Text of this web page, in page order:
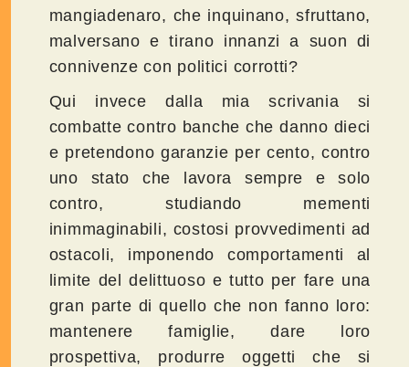
mangiadenaro, che inquinano, sfruttano,
malversano e tirano innanzi a suon di
connivenze con politici corrotti?
Qui invece dalla mia scrivania si
combatte contro banche che danno dieci
e pretendono garanzie per cento, contro
uno stato che lavora sempre e solo
contro, studiando mementi
inimmaginabili, costosi provvedimenti ad
ostacoli, imponendo comportamenti al
limite del delittuoso e tutto per fare una
gran parte di quello che non fanno loro:
mantenere famiglie, dare loro
prospettiva, produrre oggetti che si